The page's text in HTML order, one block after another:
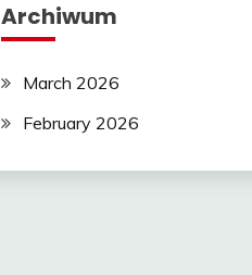
Archiwum
March 2026
February 2026